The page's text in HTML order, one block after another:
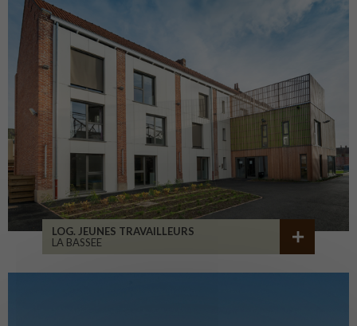
LOG. JEUNES TRAVAILLEURS
LA BASSEE